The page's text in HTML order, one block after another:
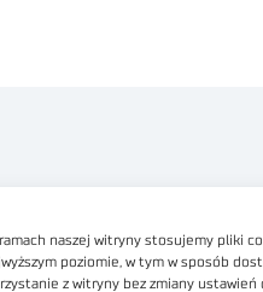
naszej witryny stosujemy pliki
poziomie, w tym w sposób
z witryny bez zmiany
Dostępność cyfrowa
Regulamin Portalu